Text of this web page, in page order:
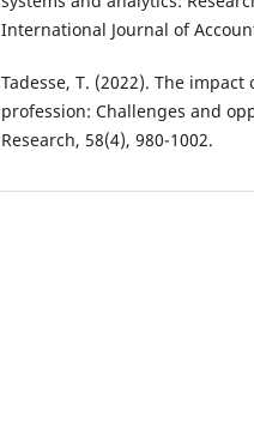
International Journal of
Tadesse, T. (2022). The
profession: Challenges and
Research, 58(4), 980-1002.